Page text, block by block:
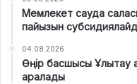
Мемлекет сауда
пайызын
04.08.2026
Өңір басшысы Ұлытау
аралады